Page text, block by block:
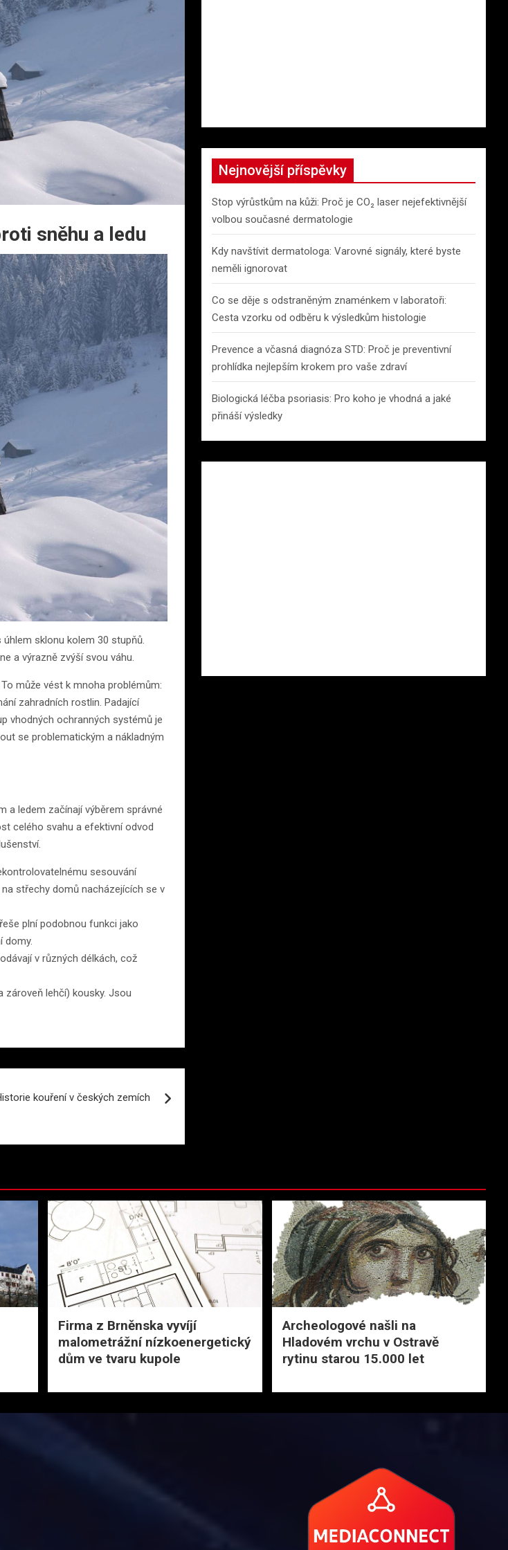
sněhu a ledu
sklonu kolem 30 stupňů.
a výrazně zvýší svou váhu.
může vést k mnoha problémům:
zahradních rostlin. Padající
vhodných ochranných systémů je
se problematickým a nákladným
a ledem začínají výběrem správné
celého svahu a efektivní odvod
sesouvání
střechy domů nacházejících se v
plní podobnou funkci jako
domy.
v různých délkách, což
zároveň lehčí) kousky. Jsou
kouření v českých zemích
Nejnovější příspěvky
Stop výrůstkům na kůži: Proč je CO₂ laser nejefektivnější
volbou současné dermatologie
Kdy navštívit dermatologa: Varovné signály, které byste
neměli ignorovat
Co se děje s odstraněným znaménkem v laboratoři:
Cesta vzorku od odběru k výsledkům histologie
Prevence a včasná diagnóza STD: Proč je preventivní
prohlídka nejlepším krokem pro vaše zdraví
Biologická léčba psoriasis: Pro koho je vhodná a jaké
přináší výsledky
Firma z Brněnska vyvíjí
malometrážní nízkoenergetický
dům ve tvaru kupole
Archeologové našli na
Hladovém vrchu v Ostravě
rytinu starou 15.000 let